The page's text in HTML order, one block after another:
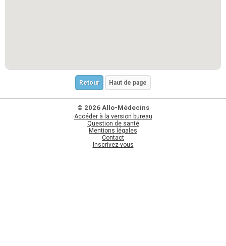
Retour Haut de page
© 2026 Allo-Médecins
Accéder à la version bureau
Question de santé
Mentions légales
Contact
Inscrivez-vous